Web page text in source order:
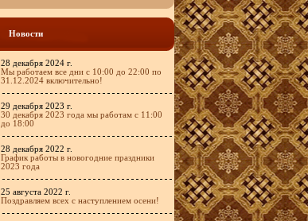
Новости
28 декабря 2024 г.
Мы работаем все дни с 10:00 до 22:00 по
31.12.2024 включительно!
29 декабря 2023 г.
30 декабря 2023 года мы работам с 11:00
до 18:00
28 декабря 2022 г.
График работы в новогодние праздники
2023 года
25 августа 2022 г.
Поздравляем всех с наступлением осени!